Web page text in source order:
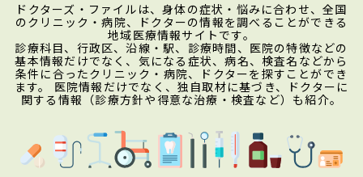
ドクターズ・ファイルは、身体の症状・悩みに合わせ、全国
のクリニック・病院、ドクターの情報を調べることができる
地域医療情報サイトです。
診療科目、行政区、沿線・駅、診療時間、医院の特徴などの
基本情報だけでなく、気になる症状、病名、検査名などから
条件に合ったクリニック・病院、ドクターを探すことができ
ます。 医院情報だけでなく、独自取材に基づき、ドクターに
関する情報（診療方針や得意な治療・検査など）も紹介。